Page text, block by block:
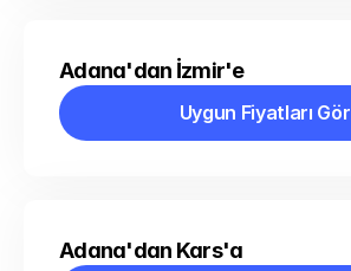
Adana'dan İzmir'e
Uygun Fiyatları Gör
Uygun Fiyatları Gör
Adana'dan Kars'a